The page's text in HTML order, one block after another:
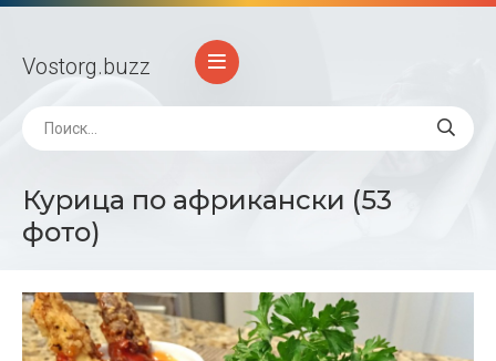
Vostorg.buzz
Курица по африкански (53
фото)